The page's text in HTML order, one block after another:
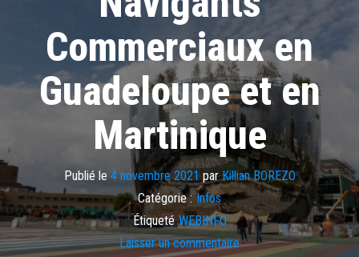
Commerciaux en
Guadeloupe et en
Martinique
Publié le 4 novembre 2021 parKillian BOREZO
Catégorie : Infos
Étiqueté WEBINFO
Laisser un commentaire